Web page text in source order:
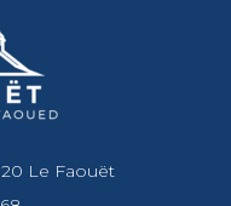
Le Faouët